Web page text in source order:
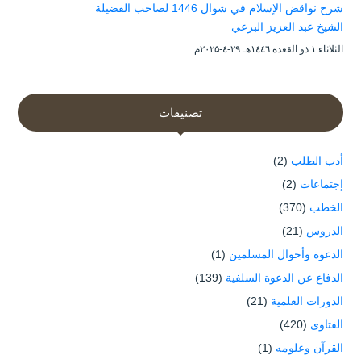
شرح نواقض الإسلام في شوال 1446 لصاحب الفضيلة
الشيخ عبد العزيز البرعي
الثلاثاء ۱ ذو القعدة ۱٤٤٦هـ ۲۹-٤-۲۰۲۵م
تصنيفات
أدب الطلب (2)
إجتماعات (2)
الخطب (370)
الدروس (21)
الدعوة وأحوال المسلمين (1)
الدفاع عن الدعوة السلفية (139)
الدورات العلمية (21)
الفتاوى (420)
القرآن وعلومه (1)